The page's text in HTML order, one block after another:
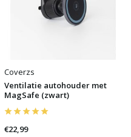
Coverzs
Ventilatie autohouder met
MagSafe (zwart)
€22,99